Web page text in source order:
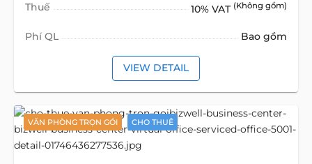
Thuế 10% VAT (Không gồm)
Phí QL Bao gồm
VIEW DETAIL
VĂN PHÒNG TRỌN GÓI CHO THUÊ